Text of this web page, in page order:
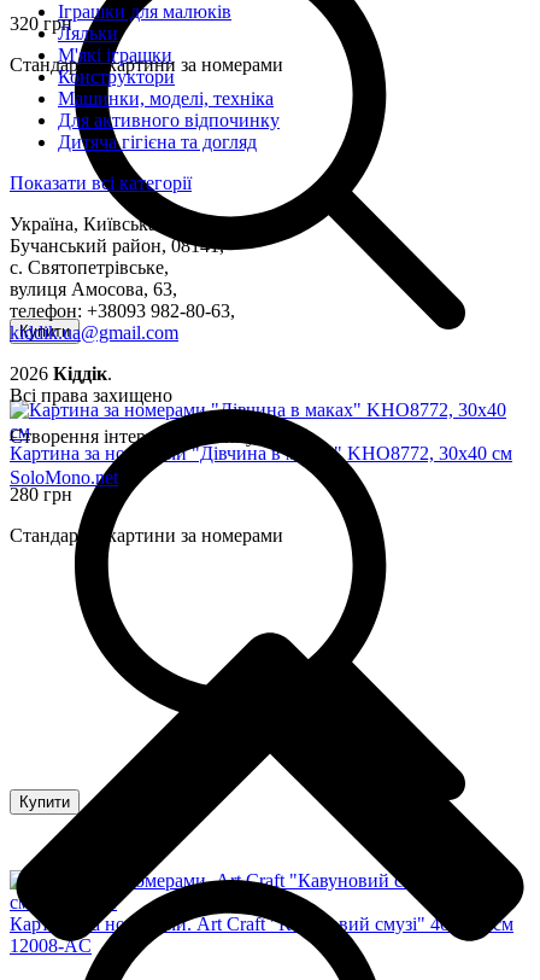
320 грн
Стандартні картини за номерами
Картина за номерами "Дівчина в маках" KHO8772, 30х40 см
280 грн
Стандартні картини за номерами
Купити
Картина за номерами. Art Craft "Кавуновий смузі" 40 * 50 см
12008-AC
Купити
Іграшки для малюків
Ляльки
М'які іграшки
Конструктори
Машинки, моделі, техніка
Для активного відпочинку
Дитяча гігієна та догляд
Показати всі категорії
Україна, Київська область,
Бучанський район, 08141,
с. Святопетрівське,
вулиця Амосова, 63,
телефон: +38093 982-80-63,
kiddik.ua@gmail.com
2026 Кіддік.
Всі права захищено
Створення інтернет-магазину
SoloMono.net